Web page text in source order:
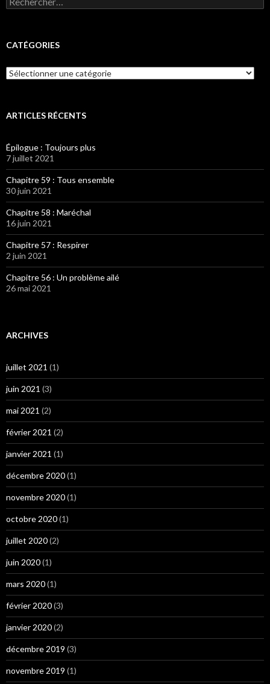
CATÉGORIES
Catégories
ARTICLES RÉCENTS
Épilogue : Toujours plus
7 juillet 2021
Chapitre 59 : Tous ensemble
30 juin 2021
Chapitre 58 : Maréchal
16 juin 2021
Chapitre 57 : Respirer
2 juin 2021
Chapitre 56 : Un problème ailé
26 mai 2021
ARCHIVES
juillet 2021 (1)
juin 2021 (3)
mai 2021 (2)
février 2021 (2)
janvier 2021 (1)
décembre 2020(1)
novembre 2020(1)
octobre 2020(1)
juillet 2020(2)
juin 2020(1)
mars 2020(1)
février 2020(3)
janvier 2020(2)
décembre 2019 (3)
novembre 2019 (1)